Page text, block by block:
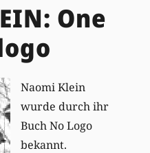
One
Naomi Klein
wurde durch ihr
Buch No Logo
bekannt.